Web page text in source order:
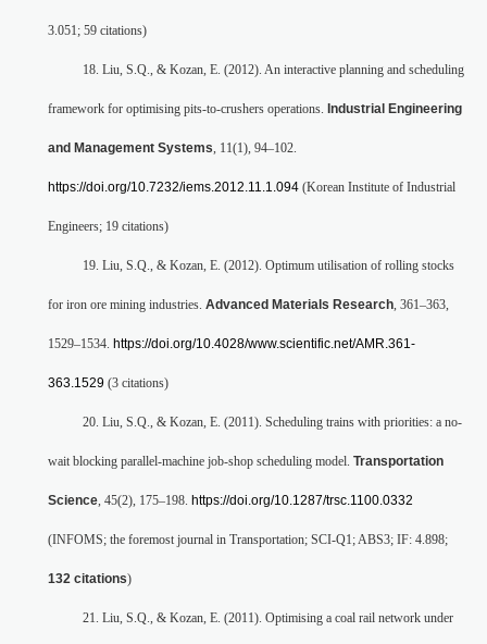
3.051; 59 citations)
18. Liu, S.Q., & Kozan, E. (2012). An interactive planning and scheduling
framework for optimising pits-to-crushers operations. Industrial Engineering
and Management Systems , 11(1), 94–102.
https://doi.org/10.7232/iems.2012.11.1.094 (Korean Institute of Industrial
Engineers; 19 citations)
19. Liu, S.Q., & Kozan, E. (2012). Optimum utilisation of rolling stocks
for iron ore mining industries. Advanced Materials Research , 361–363,
1529–1534. https://doi.org/10.4028/www.scientific.net/AMR.361-
363.1529 (3 citations)
20. Liu, S.Q., & Kozan, E. (2011). Scheduling trains with priorities: a no-
wait blocking parallel-machine job-shop scheduling model. Transportation
Science , 45(2), 175–198. https://doi.org/10.1287/trsc.1100.0332
(INFOMS; the foremost journal in Transportation; SCI-Q1; ABS3; IF: 4.898;
132 citations)
21. Liu, S.Q., & Kozan, E. (2011). Optimising a coal rail network under